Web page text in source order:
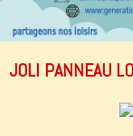
JOLI PANNEAU